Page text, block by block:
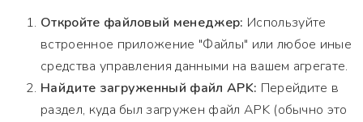
Откройте файловый менеджер: Используйте
встроенное приложение "Файлы" или любое иные
средства управления данными на вашем агрегате.
Найдите загруженный файл APK: Перейдите в
раздел, куда был загружен файл APK (обычно это